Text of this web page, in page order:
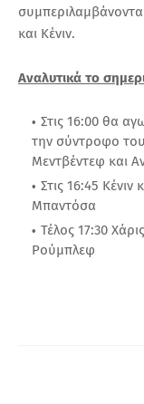
και Κένιν.
Αναλυτικά το
Στις 16:00 θα
την σύντροφο
Μεντβέντεφ και
Στις 16:45
Μπαντόσα
Τέλος 17:30
Ρούμπλεφ